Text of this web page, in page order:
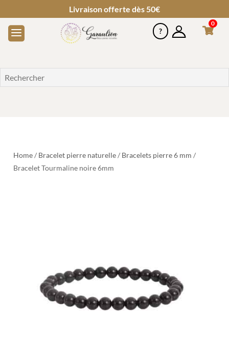
Livraison offerte dès 50€
0
Home/ Bracelet pierre naturelle/ Bracelets pierre 6 mm /
Bracelet Tourmaline noire 6mm